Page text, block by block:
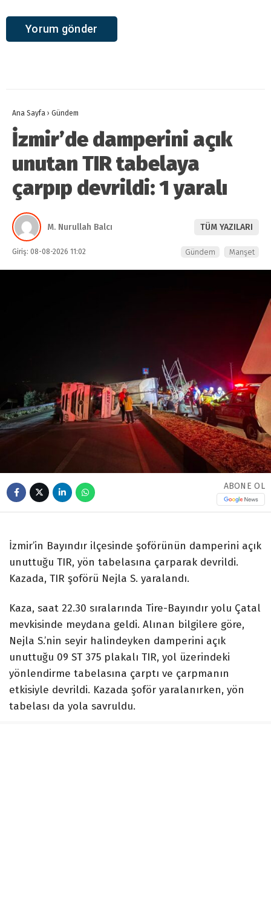
Ana Sayfa › Gündem
İzmir’de damperini açık
unutan TIR tabelaya
çarpıp devrildi: 1 yaralı
M. Nurullah Balcı TÜM YAZILARI
Giriş: 08-08-2026 11:02 Gündem Manşet
ABONE OL
İzmir’in Bayındır ilçesinde şoförünün damperini açık
unuttuğu TIR, yön tabelasına çarparak devrildi.
Kazada, TIR şoförü Nejla S. yaralandı.
Kaza, saat 22.30 sıralarında Tire-Bayındır yolu Çatal
mevkisinde meydana geldi. Alınan bilgilere göre,
Nejla S.’nin seyir halindeyken damperini açık
unuttuğu 09 ST 375 plakalı TIR, yol üzerindeki
yönlendirme tabelasına çarptı ve çarpmanın
etkisiyle devrildi. Kazada şoför yaralanırken, yön
tabelası da yola savruldu.